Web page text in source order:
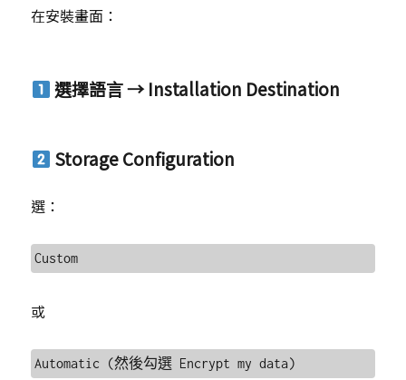
在安裝畫面：
選擇語言 → Installation Destination
Storage Configuration
選：
或